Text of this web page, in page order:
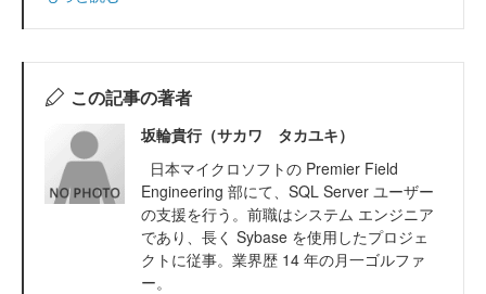
この記事の著者
坂輪貴行（サカワ タカユキ）
日本マイクロソフトの Premier Field
Engineering 部にて、SQL Server ユーザー
の支援を行う。前職はシステム エンジニア
であり、長く Sybase を使用したプロジェ
クトに従事。業界歴 14 年の月一ゴルファ
ー。